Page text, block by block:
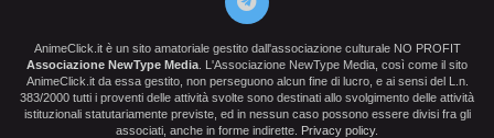
AnimeClick.it è un sito amatoriale gestito dall'associazione culturale NO PROFIT
Associazione NewType Media . L'Associazione NewType Media, così come il sito
AnimeClick.it da essa gestito, non perseguono alcun fine di lucro, e ai sensi del L.n.
383/2000 tutti i proventi delle attività svolte sono destinati allo svolgimento delle attività
istituzionali statutariamente previste, ed in nessun caso possono essere divisi fra gli
associati, anche in forme indirette. Privacy policy.